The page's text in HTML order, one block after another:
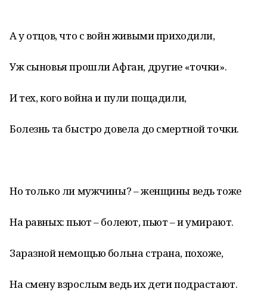
А у отцов, что с войн живыми приходили,
Уж сыновья прошли Афган, другие «точки».
И тех, кого война и пули пощадили,
Болезнь та быстро довела до смертной точки.
Но только ли мужчины? – женщины ведь тоже
На равных: пьют – болеют, пьют – и умирают.
Заразной немощью больна страна, похоже,
На смену взрослым ведь их дети подрастают.